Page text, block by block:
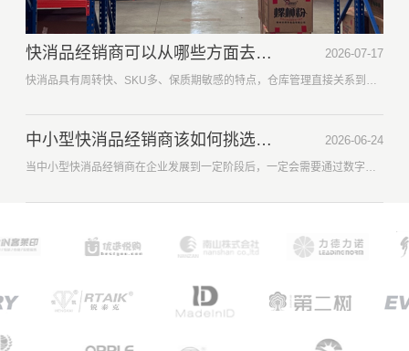
快消品经销商可以从哪些方面去做好仓库管理工作？ 2026-07-17
中小型快消品经销商该如何挑选一款进销存软件系统？ 2026-06-24
当中小型快消品经销商在企业发展到一定阶段后，一定会需要通过数字化系统工具来提升内部管理效率、保证数据精准的，这就需要一款进销存系统来帮忙，而市面上的进销存系统琳琅满目